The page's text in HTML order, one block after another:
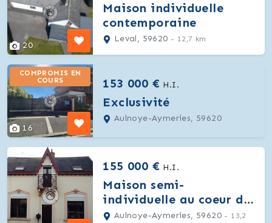
20
Maison individuelle
contemporaine
Leval, 59620 - 12,7 km
16
COMPROMIS EN
COURS
153 000 € H.I.
Exclusivité
Aulnoye-Aymeries, 59620
155 000 € H.I.
Maison semi-
individuelle au coeur de
ville
Aulnoye-Aymeries, 59620 - 13,2